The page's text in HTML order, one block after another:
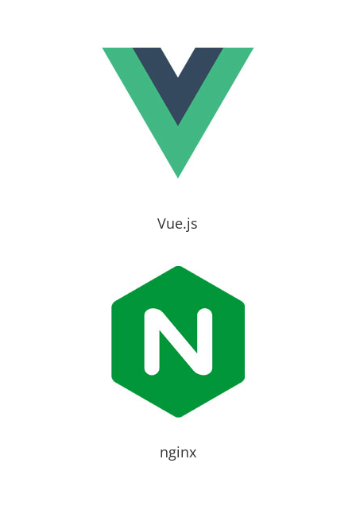
Vue.js
nginx